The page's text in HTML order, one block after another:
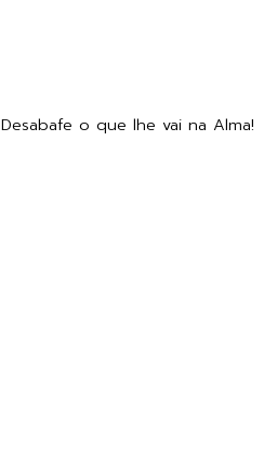
Desabafe o que lhe vai na Alma!